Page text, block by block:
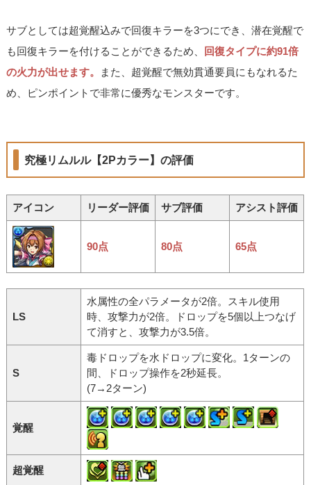
サブとしては超覚醒込みで回復キラーを3つにでき、潜在覚醒で
も回復キラーを付けることができるため、
回復タイプに約91倍
の火力が出せます。
また、超覚醒で無効貫通要員にもなれるた
め、ピンポイントで非常に優秀なモンスターです。
究極リムルル【2Pカラー】の評価
アイコン リーダー評価 サブ評価 アシスト評価
90点 80点 65点
LS
水属性の全パラメータが2倍。スキル使用
時、攻撃力が2倍。ドロップを5個以上つなげ
て消すと、攻撃力が3.5倍。
S
毒ドロップを水ドロップに変化。1ターンの
間、ドロップ操作を2秒延長。
(7→2ターン)
覚醒
超覚醒